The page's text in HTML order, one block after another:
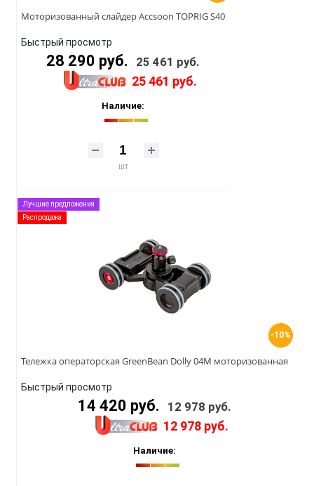
Моторизованный слайдер Accsoon TOPRIG S40
Быстрый просмотр
28 290 руб. 25 461 руб.
25 461 руб.
Наличие:
шт
-10%
Лучшие предложения
Распродажа
Тележка операторская GreenBean Dolly 04M моторизованная
Быстрый просмотр
14 420 руб. 12 978 руб.
12 978 руб.
Наличие: